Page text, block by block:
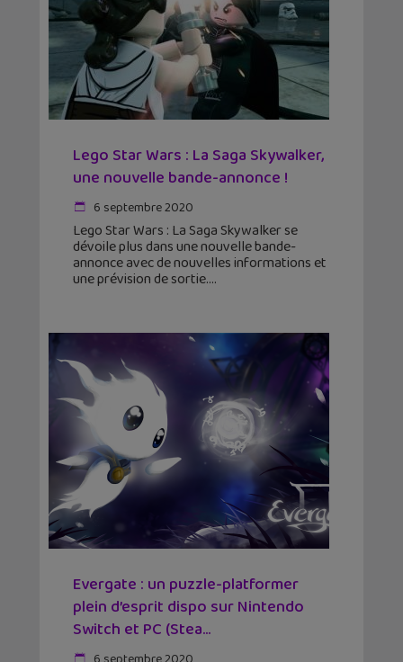
Lego Star Wars : La Saga Skywalker,
une nouvelle bande-annonce !
6 septembre 2020
Lego Star Wars : La Saga Skywalker se
dévoile plus dans une nouvelle bande-
annonce avec de nouvelles informations et
une prévision de sortie.
Evergate : un puzzle-platformer
plein d’esprit dispo sur Nintendo
Switch et PC (Stea...